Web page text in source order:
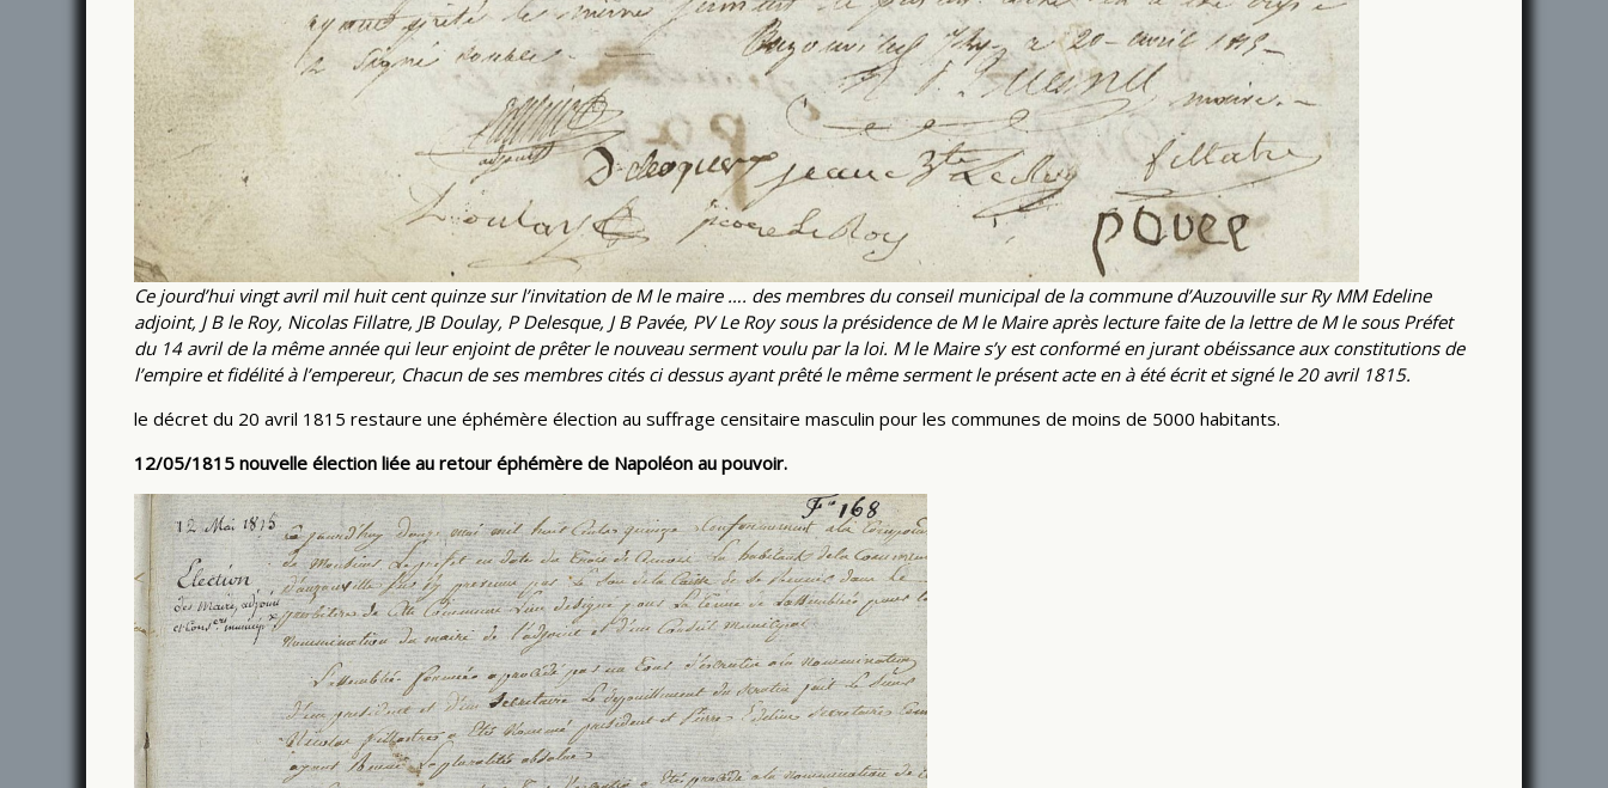
Ce jourd’hui vingt avril mil huit cent quinze sur l’invitation de M le maire …. des membres du conseil municipal de la commune d’Auzouville sur Ry MM Edeline
adjoint, J B le Roy, Nicolas Fillatre, JB Doulay, P Delesque, J B Pavée, PV Le Roy sous la présidence de M le Maire après lecture faite de la lettre de M le sous Préfet
du 14 avril de la même année qui leur enjoint de prêter le nouveau serment voulu par la loi. M le Maire s’y est conformé en jurant obéissance aux constitutions de
l’empire et fidélité à l’empereur, Chacun de ses membres cités ci dessus ayant prêté le même serment le présent acte en à été écrit et signé le 20 avril 1815.
le décret du 20 avril 1815 restaure une éphémère élection au suffrage censitaire masculin pour les communes de moins de 5000 habitants.
12/05/1815 nouvelle élection liée au retour éphémère de Napoléon au pouvoir.